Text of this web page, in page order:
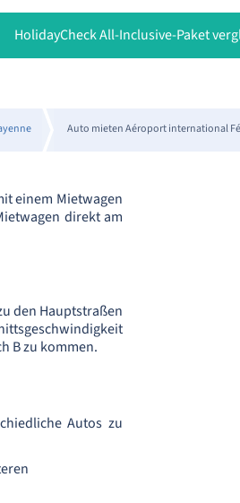
HolidayCheck All-Inclusive-Paket
Auto mieten Aéroport international
einem Mietwagen
direkt am
den Hauptstraßen
B zu kommen.
Autos zu